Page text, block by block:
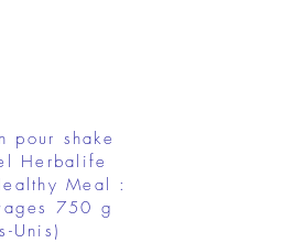
pour shake
Herbalife
Meal :
750 g
Unis)